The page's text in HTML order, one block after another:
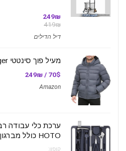
249₪
419₪
דיל הדילים
מעיל פוך סינטטי Tommy Hilfiger עם כובע
70$ / 249₪
Amazon
HOTO כולל מברגון חשמלי
קופון: